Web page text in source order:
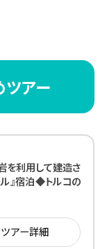
ツアー
を利用して建造さ
』宿泊◆トルコの
ツアー詳細